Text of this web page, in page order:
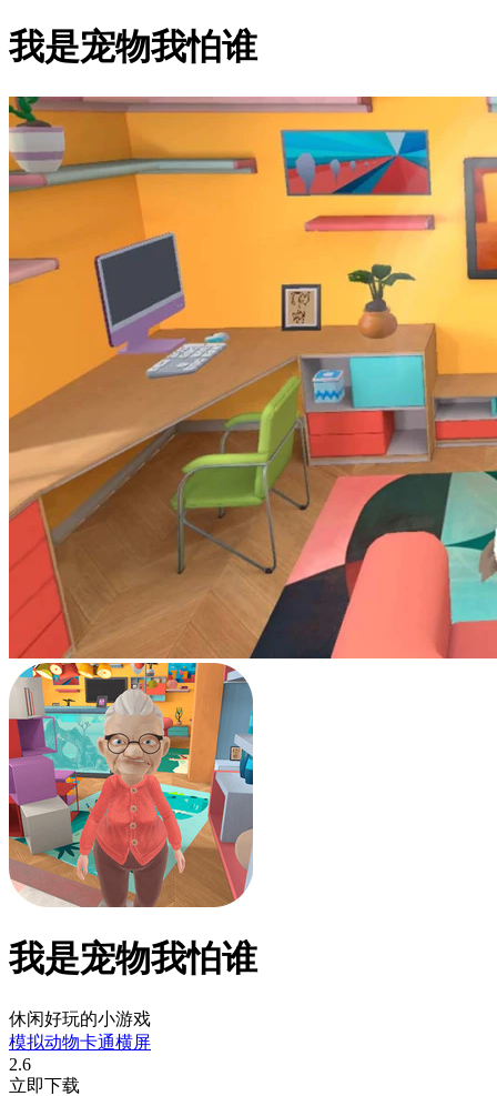
我是宠物我怕谁
我是宠物我怕谁
休闲好玩的小游戏
模拟动物卡通横屏
2.6
立即下载